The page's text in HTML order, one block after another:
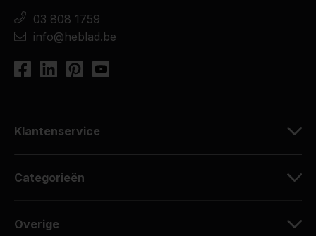
03 808 1759
info@heblad.be
Klantenservice
Categorieën
Overige